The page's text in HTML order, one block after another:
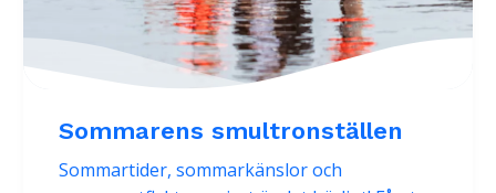
Sommarens smultronställen
Sommartider, sommarkänslor och